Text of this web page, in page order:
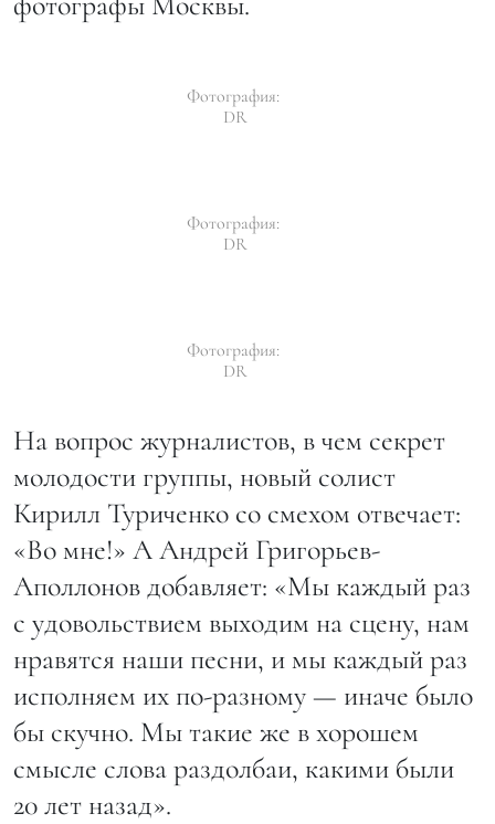
Фотография:
DR
Фотография:
DR
Фотография:
DR
На вопрос журналистов, в чем секрет
молодости группы, новый солист
Кирилл Туриченко со смехом отвечает:
«Во мне!» А Андрей Григорьев-
Аполлонов добавляет: «Мы каждый раз
с удовольствием выходим на сцену, нам
нравятся наши песни, и мы каждый раз
исполняем их по-разному — иначе было
бы скучно. Мы такие же в хорошем
смысле слова раздолбаи, какими были
20 лет назад».